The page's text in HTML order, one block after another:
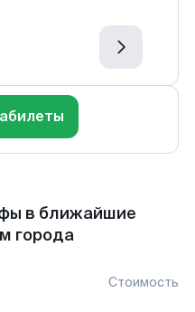
в ближайшие
города
Стоимость